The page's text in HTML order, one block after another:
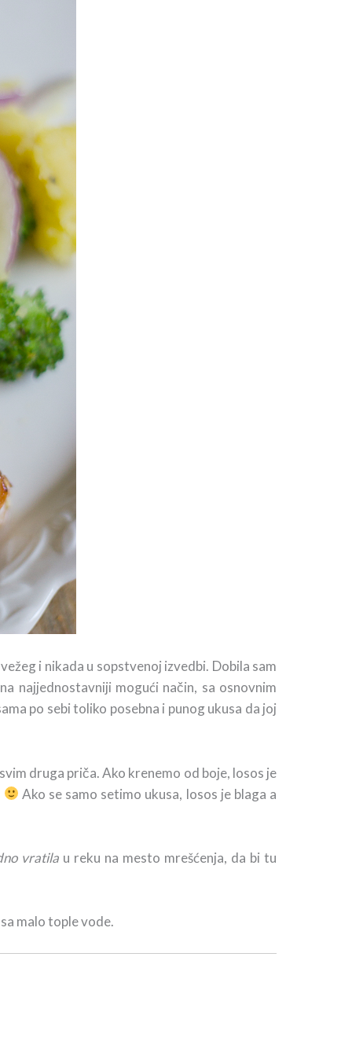
i nikada u sopstvenoj izvedbi. Dobila sam
najjednostavniji mogući način, sa osnovnim
po sebi toliko posebna i punog ukusa da joj
druga priča. Ako krenemo od boje, losos je
Ako se samo setimo ukusa, losos je blaga a
vratila u reku na mesto mrešćenja, da bi tu
malo tople vode.